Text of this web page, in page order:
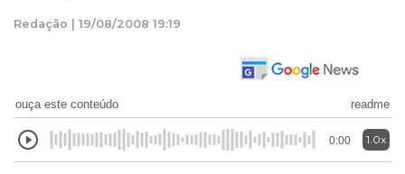
Redação | 19/08/2008 19:19
ouça este conteúdo readme
0:00 1.0x